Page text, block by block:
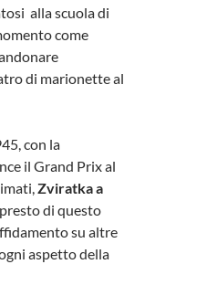
alla scuola di
come
di marionette al
con la
il Grand Prix al
Zviratka a
di questo
su altre
aspetto della